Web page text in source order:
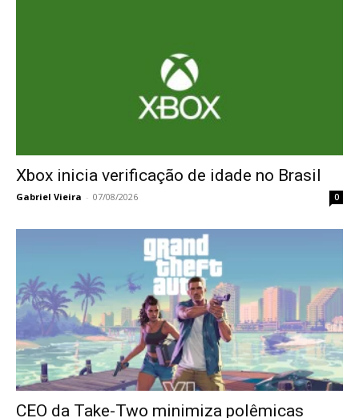
Xbox inicia verificação de idade no Brasil
Gabriel Vieira - 07/08/2026 0
CEO da Take-Two minimiza polêmicas